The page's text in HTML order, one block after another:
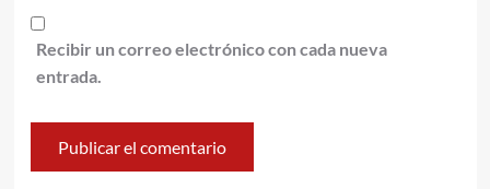
Recibir un correo electrónico con cada nueva
entrada.